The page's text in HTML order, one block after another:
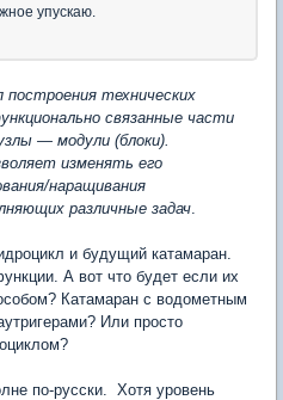
упускаю.
технических
связанные части
— модули (блоки).
изменять его
наращивания
различные задач
и будущий катамаран.
А вот что будет если их
Катамаран с водометным
Или просто
по-русски. Хотя уровень